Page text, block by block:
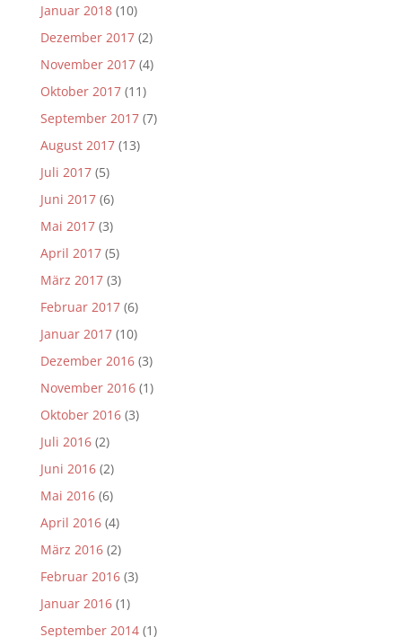
Januar 2018(10)
Dezember 2017(2)
November 2017(4)
Oktober 2017(11)
September 2017(7)
August 2017(13)
Juli 2017(5)
Juni 2017(6)
Mai 2017(3)
April 2017(5)
März 2017(3)
Februar 2017(6)
Januar 2017(10)
Dezember 2016(3)
November 2016(1)
Oktober 2016(3)
Juli 2016(2)
Juni 2016(2)
Mai 2016(6)
April 2016(4)
März 2016(2)
Februar 2016(3)
Januar 2016(1)
September 2014(1)